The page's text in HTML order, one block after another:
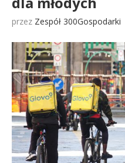
przez Zespół 300Gospodarki